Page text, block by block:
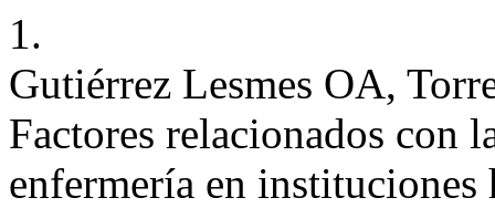
1.
Gutiérrez Lesmes OA,
Factores relacionados con
enfermería en